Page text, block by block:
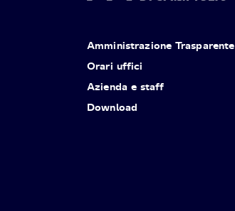
Amministrazione Trasparente
Orari uffici
Azienda e staff
Download